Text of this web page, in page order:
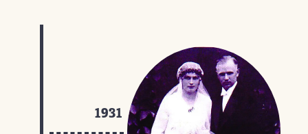
1931